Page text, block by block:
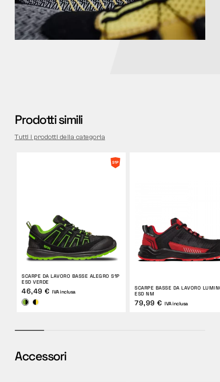
Prodotti simili
Tutti i prodotti della categoria
SCARPE DA LAVORO BASSE ALEGRO S1P
ESD VERDE
46,49 € IVA inclusa
SCARPE BASSE DA LAVORO
ESD NM
79,99 € IVA inclusa
Accessori